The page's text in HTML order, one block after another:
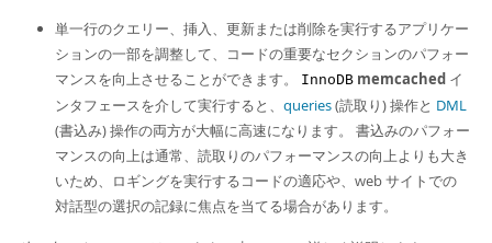
単一行のクエリー、挿入、更新または削除を実行するアプリケー
ションの一部を調整して、コードの重要なセクションのパフォー
マンスを向上させることができます。
InnoDB memcached イ
ンタフェースを介して実行すると、 queries(読取り) 操作と DML
(書込み) 操作の両方が大幅に高速になります。 書込みのパフォー
マンスの向上は通常、読取りのパフォーマンスの向上よりも大き
いため、ロギングを実行するコードの適応や、web サイトでの
対話型の選択の記録に焦点を当てる場合があります。